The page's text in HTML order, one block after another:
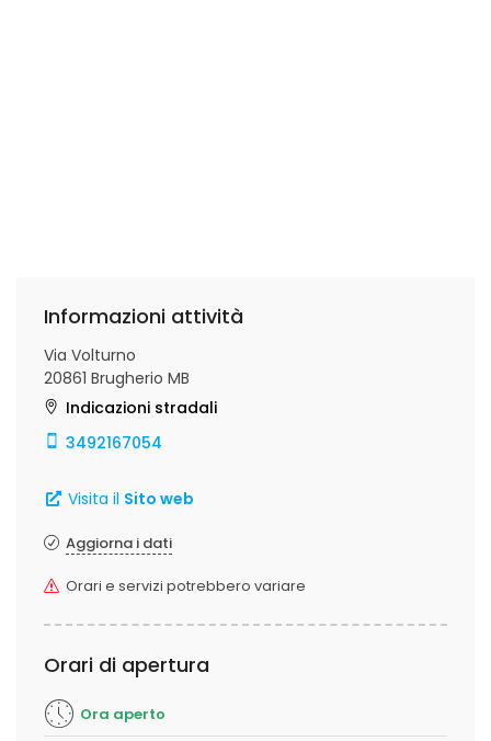
Informazioni attività
Via Volturno
20861 Brugherio MB
Indicazioni stradali
3492167054
Visita il Sito web
Aggiorna i dati
Orari e servizi potrebbero variare
Orari di apertura
Ora aperto